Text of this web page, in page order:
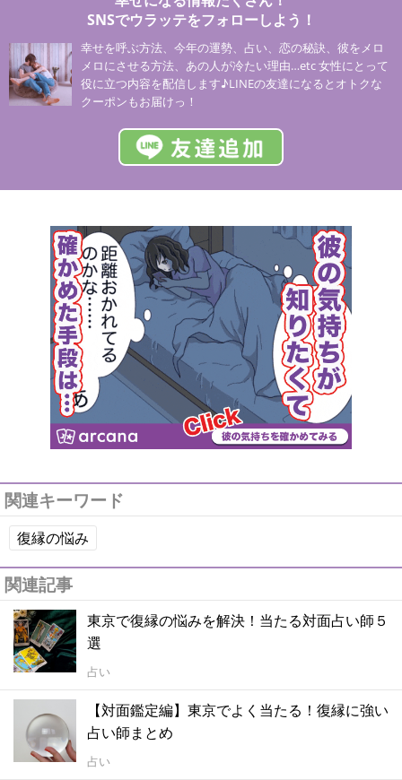
SNSでウラッテをフォローしよう！
幸せを呼ぶ方法、今年の運勢、占い、恋の秘訣、彼をメロ
メロにさせる方法、あの人が冷たい理由…etc 女性にとって
役に立つ内容を配信します♪LINEの友達になるとオトクな
クーポンもお届けっ！
関連キーワード
復縁の悩み
関連記事
東京で復縁の悩みを解決！当たる対面占い師５
選
占い
【対面鑑定編】東京でよく当たる！復縁に強い
占い師まとめ
占い